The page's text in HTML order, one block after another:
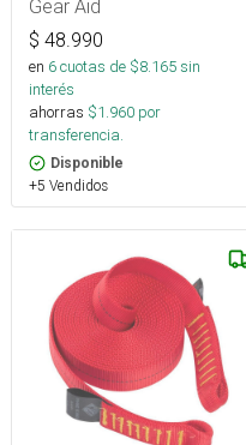
Gear Aid
$ 48.990
en 6cuotas de $8.165sin
interés
ahorras $1.960 por
transferencia.
Disponible
+5 Vendidos